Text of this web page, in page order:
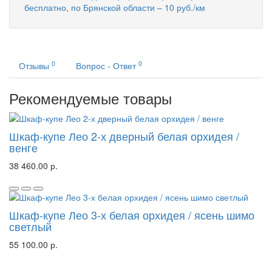
бесплатно, по Брянской области – 10 руб./км
Отзывы 0 Вопрос - Ответ 0
Рекомендуемые товары
Шкаф-купе Лео 2-х дверный белая орхидея /
венге
38 460.00 р.
Шкаф-купе Лео 3-х белая орхидея / ясень шимо
светлый
55 100.00 р.